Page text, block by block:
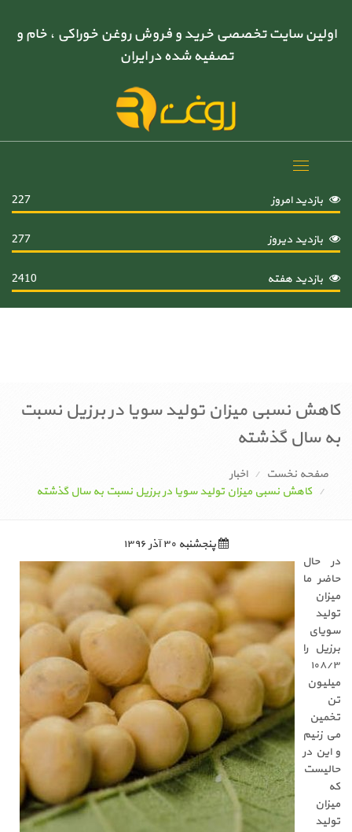
اولین سایت تخصصی خرید و فروش روغن خوراکی ، خام و
تصفیه شده در ایران
Toggle
بازدید امروز
227
بازدید دیروز 277
بازدید هفته 2410
کاهش نسبی میزان تولید سویا در برزیل نسبت
به سال گذشته
صفحه نخست
اخبار
کاهش نسبی میزان تولید سویا در برزیل نسبت به سال گذشته
پنجشنبه ۳۰ آذر ۱۳۹۶
در حال
حاضر ما
میزان
تولید
سویای
برزیل را
۱۰۸/۳
میلیون
تن
تخمین
می زنیم
و این در
حالیست
که
میزان
تولید